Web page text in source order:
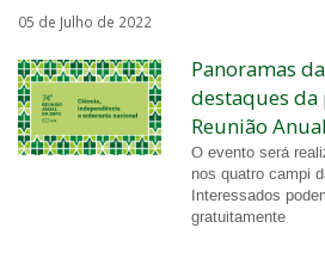
05 de Julho de 2022
Panoramas
destaques da
Reunião
O evento será
nos quatro campi
Interessados
gratuitamente